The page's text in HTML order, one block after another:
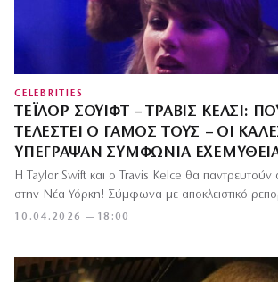
CELEBRITIES
ΤΈΙΛΟΡ ΣΟΥΊΦΤ – ΤΡΆΒΙΣ ΚΈΛΣΙ:
ΤΕΛΕΣΤΕΊ Ο ΓΆΜΟΣ ΤΟΥΣ – ΟΙ
ΥΠΈΓΡΑΨΑΝ ΣΥΜΦΩΝΊΑ
10.04.2026 — 18:00
Η Taylor Swift και ο Travis Kelce θα παντρευτούν
στην Νέα Υόρκη! Σύμφωνα με αποκλειστικό